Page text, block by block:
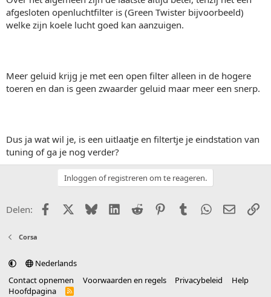
afgesloten openluchtfilter is (Green Twister bijvoorbeeld)
welke zijn koele lucht goed kan aanzuigen.
Meer geluid krijg je met een open filter alleen in de hogere
toeren en dan is geen zwaarder geluid maar meer een snerp.
Dus ja wat wil je, is een uitlaatje en filtertje je eindstation van
tuning of ga je nog verder?
Inloggen of registreren om te reageren.
Delen: FacebookX (Twitter)
BlueskyLinkedIn
Reddit PinterestTumblr WhatsApp
E-mail
Corsa
Nederlands
Contact opnemen
Voorwaarden en regels Privacybeleid
Help
Hoofdpagina
R